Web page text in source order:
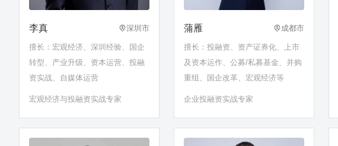
李真 深圳市
擅长：宏观经济、深圳经验、国企
转型、产业升级、资本运营、投融
资实战、自媒体运营
宏观经济与投融资实战专家
蒲雁 成都市
擅长：投融资、资产证券化、上市
及资本运作、公募/私募基金、并购
重组、国企改革、宏观经济等
企业投融资实战专家